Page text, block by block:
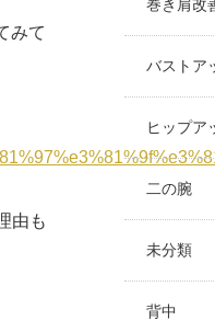
みて
由も
巻き肩改
バストア
ヒップア
二の腕
未分類
背中